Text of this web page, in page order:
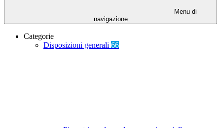
Menu di
navigazione
Categorie
Disposizioni generali 66